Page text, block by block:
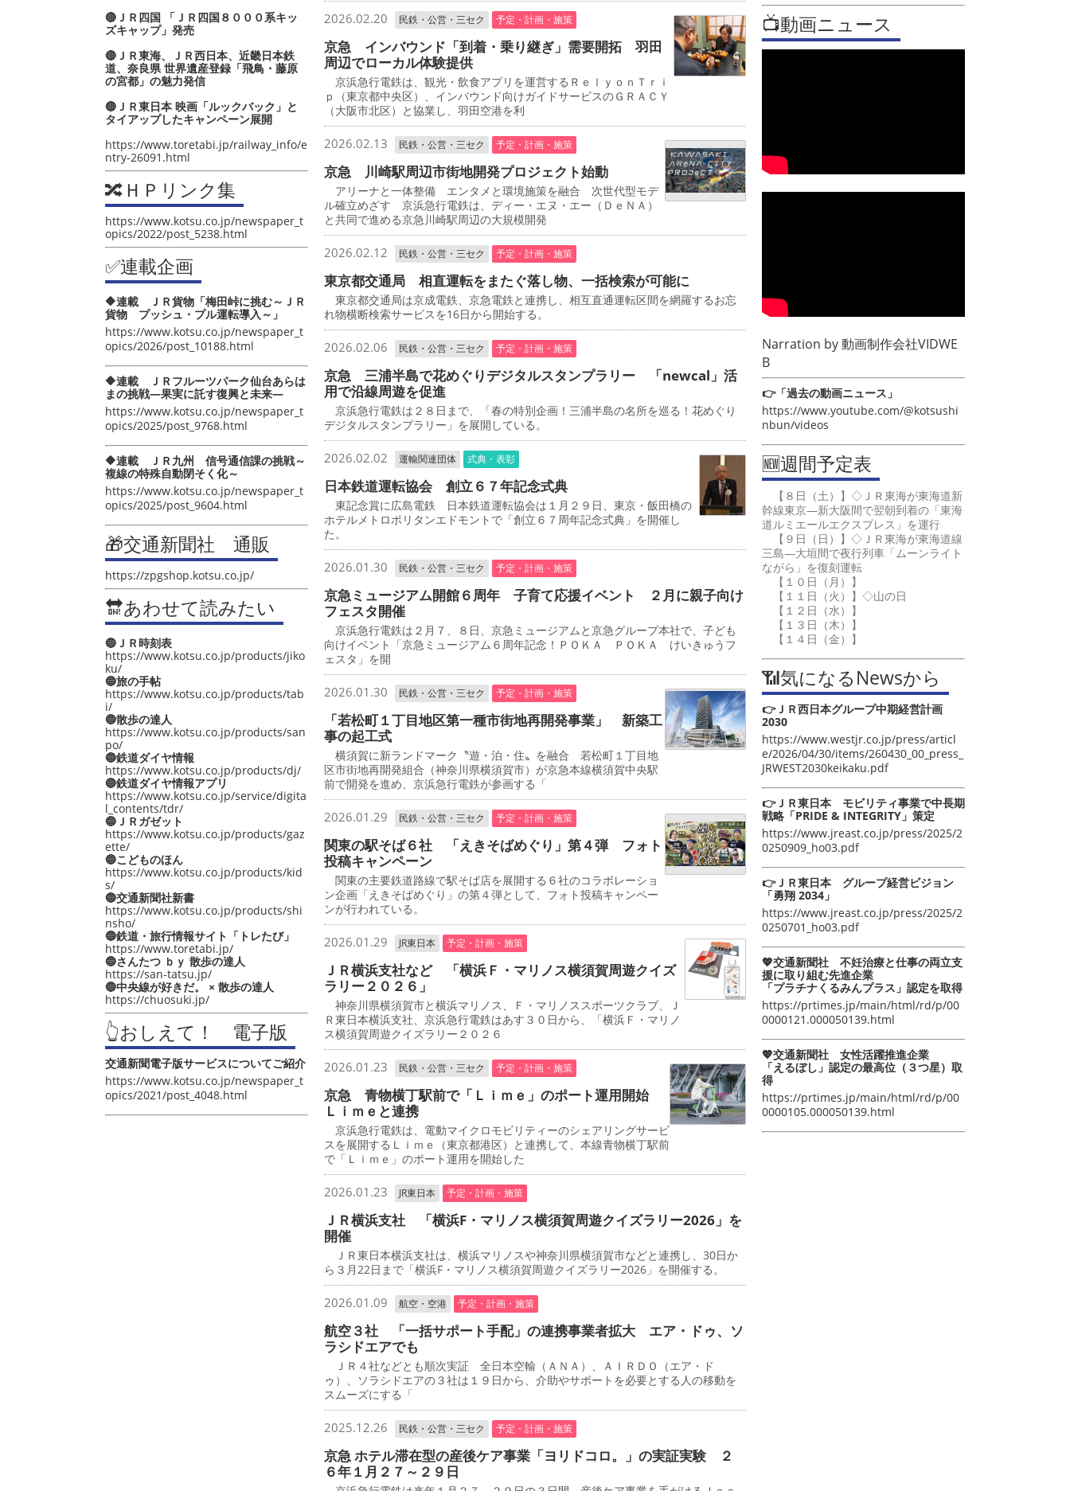
🔴ＪＲ四国 「ＪＲ四国８０００系キッ
ズキャップ」発売
🔴ＪＲ東海、ＪＲ西日本、近畿日本鉄
道、奈良県 世界遺産登録「飛鳥・藤原
の宮都」の魅力発信
🔴ＪＲ東日本 映画「ルックバック」と
タイアップしたキャンペーン展開
https://www.toretabi.jp/railway_info/e
ntry-26091.html
🔀ＨＰリンク集
https://www.kotsu.co.jp/newspaper_t
opics/2022/post_5238.html
✅連載企画
🔶連載 ＪＲ貨物「梅田峠に挑む～ＪＲ
貨物 プッシュ・プル運転導入～」
https://www.kotsu.co.jp/newspaper_t
opics/2026/post_10188.html
🔶連載 ＪＲフルーツパーク仙台あらは
まの挑戦―果実に託す復興と未来―
https://www.kotsu.co.jp/newspaper_t
opics/2025/post_9768.html
🔶連載 ＪＲ九州 信号通信課の挑戦～
複線の特殊自動閉そく化～
https://www.kotsu.co.jp/newspaper_t
opics/2025/post_9604.html
🎁交通新聞社 通販
https://zpgshop.kotsu.co.jp/
🔛あわせて読みたい
🔵ＪＲ時刻表
https://www.kotsu.co.jp/products/jiko
ku/
🔵旅の手帖
https://www.kotsu.co.jp/products/tab
i/
🔵散歩の達人
https://www.kotsu.co.jp/products/san
po/
🔵鉄道ダイヤ情報
https://www.kotsu.co.jp/products/dj/
🔵鉄道ダイヤ情報アプリ
https://www.kotsu.co.jp/service/digita
l_contents/tdr/
🔵ＪＲガゼット
https://www.kotsu.co.jp/products/gaz
ette/
🔵こどものほん
https://www.kotsu.co.jp/products/kid
s/
🔵交通新聞社新書
https://www.kotsu.co.jp/products/shi
nsho/
🔵鉄道・旅行情報サイト「トレたび」
https://www.toretabi.jp/
🔵さんたつ ｂｙ 散歩の達人
https://san-tatsu.jp/
🔵中央線が好きだ。 × 散歩の達人
https://chuosuki.jp/
👆おしえて！ 電子版
交通新聞電子版サービスについてご紹介
https://www.kotsu.co.jp/newspaper_t
opics/2021/post_4048.html
2026.02.20 民鉄・公営・三セク 予定・計画・施策
京急 インバウンド「到着・乗り継ぎ」需要開拓 羽田
周辺でローカル体験提供
京浜急行電鉄は、観光・飲食アプリを運営するＲｅｌｙｏｎＴｒｉ
ｐ（東京都中央区）、インバウンド向けガイドサービスのＧＲＡＣＹ
（大阪市北区）と協業し、羽田空港を利
2026.02.13 民鉄・公営・三セク 予定・計画・施策
京急 川崎駅周辺市街地開発プロジェクト始動
アリーナと一体整備 エンタメと環境施策を融合 次世代型モデ
ル確立めざす 京浜急行電鉄は、ディー・エヌ・エー（ＤｅＮＡ）
と共同で進める京急川崎駅周辺の大規模開発
2026.02.12 民鉄・公営・三セク 予定・計画・施策
東京都交通局 相直運転をまたぐ落し物、一括検索が可能に
東京都交通局は京成電鉄、京急電鉄と連携し、相互直通運転区間を網羅するお忘
れ物横断検索サービスを16日から開始する。
2026.02.06 民鉄・公営・三セク 予定・計画・施策
京急 三浦半島で花めぐりデジタルスタンプラリー 「newcal」活
用で沿線周遊を促進
京浜急行電鉄は２８日まで、「春の特別企画！三浦半島の名所を巡る！花めぐり
デジタルスタンプラリー」を展開している。
2026.02.02 運輸関連団体 式典・表彰
日本鉄道運転協会 創立６７年記念式典
東記念賞に広島電鉄 日本鉄道運転協会は１月２９日、東京・飯田橋の
ホテルメトロポリタンエドモントで「創立６７周年記念式典」を開催し
た。
2026.01.30 民鉄・公営・三セク 予定・計画・施策
京急ミュージアム開館６周年 子育て応援イベント ２月に親子向け
フェスタ開催
京浜急行電鉄は２月７、８日、京急ミュージアムと京急グループ本社で、子ども
向けイベント「京急ミュージアム６周年記念！ＰＯＫＡ ＰＯＫＡ けいきゅうフ
ェスタ」を開
2026.01.30 民鉄・公営・三セク 予定・計画・施策
「若松町１丁目地区第一種市街地再開発事業」 新築工
事の起工式
横須賀に新ランドマーク〝遊・泊・住〟を融合 若松町１丁目地
区市街地再開発組合（神奈川県横須賀市）が京急本線横須賀中央駅
前で開発を進め、京浜急行電鉄が参画する「
2026.01.29 民鉄・公営・三セク 予定・計画・施策
関東の駅そば６社 「えきそばめぐり」第４弾 フォト
投稿キャンペーン
関東の主要鉄道路線で駅そば店を展開する６社のコラボレーショ
ン企画「えきそばめぐり」の第４弾として、フォト投稿キャンペー
ンが行われている。
2026.01.29 JR東日本 予定・計画・施策
ＪＲ横浜支社など 「横浜Ｆ・マリノス横須賀周遊クイズ
ラリー２０２６」
神奈川県横須賀市と横浜マリノス、Ｆ・マリノススポーツクラブ、Ｊ
Ｒ東日本横浜支社、京浜急行電鉄はあす３０日から、「横浜Ｆ・マリノ
ス横須賀周遊クイズラリー２０２６
2026.01.23 民鉄・公営・三セク 予定・計画・施策
京急 青物横丁駅前で「Ｌｉｍｅ」のポート運用開始
Ｌｉｍｅと連携
京浜急行電鉄は、電動マイクロモビリティーのシェアリングサービ
スを展開するＬｉｍｅ（東京都港区）と連携して、本線青物横丁駅前
で「Ｌｉｍｅ」のポート運用を開始した
2026.01.23 JR東日本 予定・計画・施策
ＪＲ横浜支社 「横浜F・マリノス横須賀周遊クイズラリー2026」を
開催
ＪＲ東日本横浜支社は、横浜マリノスや神奈川県横須賀市などと連携し、30日か
ら３月22日まで「横浜F・マリノス横須賀周遊クイズラリー2026」を開催する。
2026.01.09 航空・空港 予定・計画・施策
航空３社 「一括サポート手配」の連携事業者拡大 エア・ドゥ、ソ
ラシドエアでも
ＪＲ４社などとも順次実証 全日本空輸（ＡＮＡ）、ＡＩＲＤＯ（エア・ド
ゥ）、ソラシドエアの３社は１９日から、介助やサポートを必要とする人の移動を
スムーズにする「
2025.12.26 民鉄・公営・三セク 予定・計画・施策
京急 ホテル滞在型の産後ケア事業「ヨリドコロ。」の実証実験 ２
６年１月２７～２９日
📺動画ニュース
Narration by動画制作会社VIDWE
B
👉「過去の動画ニュース」
https://www.youtube.com/@kotsushi
nbun/videos
🆕週間予定表
【８日（土）】◇ＪＲ東海が東海道新
幹線東京―新大阪間で翌朝到着の「東海
道ルミエールエクスプレス」を運行
【９日（日）】◇ＪＲ東海が東海道線
三島―大垣間で夜行列車「ムーンライト
ながら」を復刻運転
【１０日（月）】
【１１日（火）】◇山の日
【１２日（水）】
【１３日（木）】
【１４日（金）】
📶気になるNewsから
👉ＪＲ西日本グループ中期経営計画
2030
https://www.westjr.co.jp/press/articl
e/2026/04/30/items/260430_00_press_
JRWEST2030keikaku.pdf
👉ＪＲ東日本 モビリティ事業で中長期
戦略「PRIDE & INTEGRITY」策定
https://www.jreast.co.jp/press/2025/2
0250909_ho03.pdf
👉ＪＲ東日本 グループ経営ビジョン
「勇翔 2034」
https://www.jreast.co.jp/press/2025/2
0250701_ho03.pdf
💖交通新聞社 不妊治療と仕事の両立支
援に取り組む先進企業
「プラチナくるみんプラス」認定を取得
https://prtimes.jp/main/html/rd/p/00
0000121.000050139.html
💖交通新聞社 女性活躍推進企業
「えるぼし」認定の最高位（３つ星）取
得
https://prtimes.jp/main/html/rd/p/00
0000105.000050139.html